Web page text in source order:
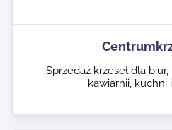
Sprzedaż krzeseł dla
kawiarnii, kuchni